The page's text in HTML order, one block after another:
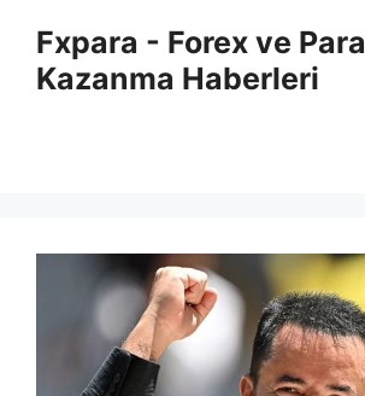
Fxpara - Forex ve Para
Kazanma Haberleri